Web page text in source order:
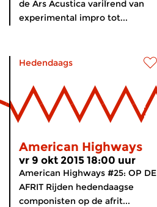
de Ars Acustica variÎrend van
experimental impro tot...
Hedendaags
American Highways
vr 9 okt 2015 18:00 uur
American Highways #25: OP DE
AFRIT Rijden hedendaagse
componisten op de afrit...